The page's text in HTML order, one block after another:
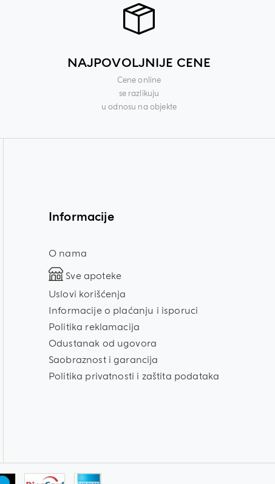
NAJPOVOLJNIJE CENE
Cene online
se razlikuju
u odnosu na objekte
Informacije
O nama
Sve apoteke
Uslovi korišćenja
Informacije o plaćanju i isporuci
Politika reklamacija
Odustanak od ugovora
Saobraznost i garancija
Politika privatnosti i zaštita podataka